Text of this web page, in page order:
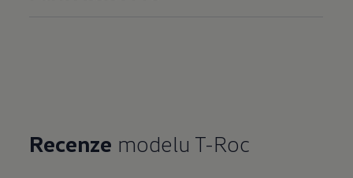
Recenze modelu T-Roc